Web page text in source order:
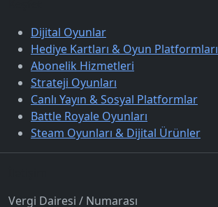
Dijital Oyunlar
Hediye Kartları & Oyun Platformları
Abonelik Hizmetleri
Strateji Oyunları
Canlı Yayın & Sosyal Platformlar
Battle Royale Oyunları
Steam Oyunları & Dijital Ürünler
Vergi Dairesi / Numarası